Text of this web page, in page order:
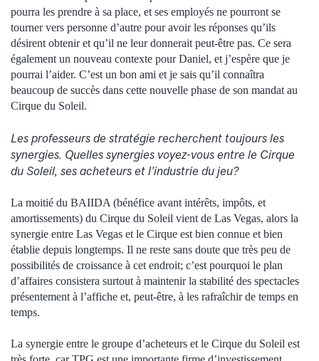
pourra les prendre à sa place, et ses employés ne pourront se
tourner vers personne d’autre pour avoir les réponses qu’ils
désirent obtenir et qu’il ne leur donnerait peut-être pas. Ce sera
également un nouveau contexte pour Daniel, et j’espère que je
pourrai l’aider. C’est un bon ami et je sais qu’il connaîtra
beaucoup de succès dans cette nouvelle phase de son mandat au
Cirque du Soleil.
Les professeurs de stratégie recherchent toujours les
synergies. Quelles synergies voyez-vous entre le Cirque
du Soleil, ses acheteurs et l’industrie du jeu?
La moitié du BAIIDA (bénéfice avant intérêts, impôts, et
amortissements) du Cirque du Soleil vient de Las Vegas, alors la
synergie entre Las Vegas et le Cirque est bien connue et bien
établie depuis longtemps. Il ne reste sans doute que très peu de
possibilités de croissance à cet endroit; c’est pourquoi le plan
d’affaires consistera surtout à maintenir la stabilité des spectacles
présentement à l’affiche et, peut-être, à les rafraîchir de temps en
temps.
La synergie entre le groupe d’acheteurs et le Cirque du Soleil est